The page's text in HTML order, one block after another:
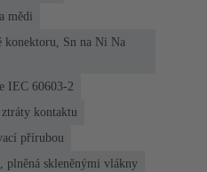
mědi
konektoru, Sn na Ni Na
IEC 60603-2
kontaktu
přírubou
plněná skleněnými vlákny